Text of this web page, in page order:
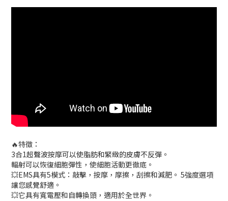
🔥特徵：
3合1超聲波按摩可以使脂肪和緊緻的皮膚不反彈。
輻射可以恢復細胞彈性，使細胞活動更徹底。
💥EMS具有5模式：敲擊，按摩，摩擦，刮擦和減肥。 5強度選項
讓您感覺舒適。
💥它具有寬電壓和自轉換頭，適用於全世界。